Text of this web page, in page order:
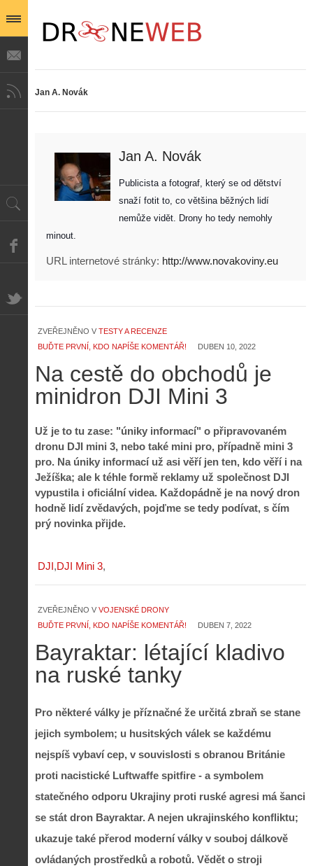
Jan A. Novák
Jan A. Novák
Publicista a fotograf, který se od dětství
snaží fotit to, co většina běžných lidí
nemůže vidět. Drony ho tedy nemohly
minout.
URL internetové stránky: http://www.novakoviny.eu
ZVEŘEJNĚNO V TESTY A RECENZE
BUĎTE PRVNÍ, KDO NAPÍŠE KOMENTÁŘ!
DUBEN 10, 2022
Na cestě do obchodů je
minidron DJI Mini 3
Už je to tu zase: "úniky informací" o připravovaném
dronu DJI mini 3, nebo také mini pro, případně mini 3
pro. Na úniky informací už asi věří jen ten, kdo věří i na
Ježíška; ale k téhle formě reklamy už společnost DJI
vypustila i oficiální videa. Každopádně je na nový dron
hodně lidí zvědavých, pojďme se tedy podívat, s čím
prý novinka přijde.
DJI DJI Mini 3
ZVEŘEJNĚNO V VOJENSKÉ DRONY
BUĎTE PRVNÍ, KDO NAPÍŠE KOMENTÁŘ!
DUBEN 7, 2022
Bayraktar: létající kladivo
na ruské tanky
Pro některé války je příznačné že určitá zbraň se stane
jejich symbolem; u husitských válek se každému
nejspíš vybaví cep, v souvislosti s obranou Británie
proti nacistické Luftwaffe spitfire - a symbolem
statečného odporu Ukrajiny proti ruské agresi má šanci
se stát dron Bayraktar. A nejen ukrajinského konfliktu;
ukazuje také přerod moderní války v souboj dálkově
ovládaných prostředků a robotů. Vědět o stroji